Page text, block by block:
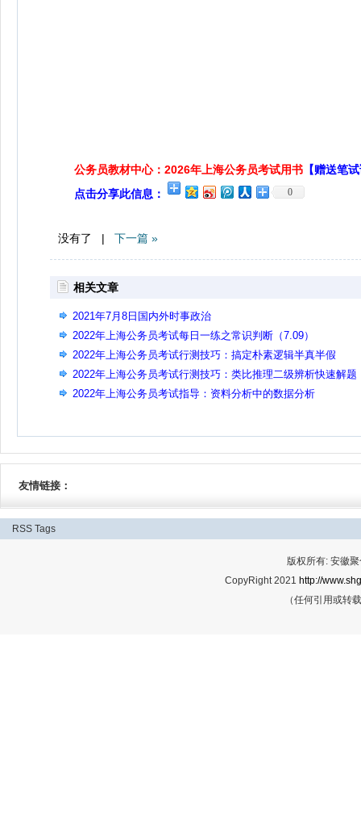
公务员教材中心：2026年上海公务员考试用书 【赠送笔
点击分享此信息：
0
没有了 | 下一篇 »
相关文章
2021年7月8日国内外时事政治
2022年上海公务员考试每日一练之常识判断（7.09）
2022年上海公务员考试行测技巧：搞定朴素逻辑半真半假
2022年上海公务员考试行测技巧：类比推理二级辨析快速解题
2022年上海公务员考试指导：资料分析中的数据分析
友情链接：
RSS Tags
版权所有: 安徽
CopyRight 2021 http://
（任何引用或转